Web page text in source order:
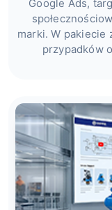
Google Ads,
marki. W pakiecie
przypadków